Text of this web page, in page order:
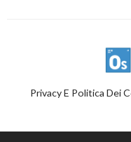
Privacy E Politica Dei